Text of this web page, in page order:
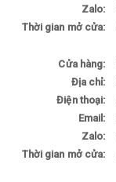
Zalo:
Thời gian mở cửa:
Cửa hàng:
Địa chỉ:
Điện thoại:
Email:
Zalo:
Thời gian mở cửa: